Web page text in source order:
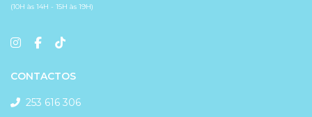
(10H às 14H - 15H às 19H)
CONTACTOS
253 616 306